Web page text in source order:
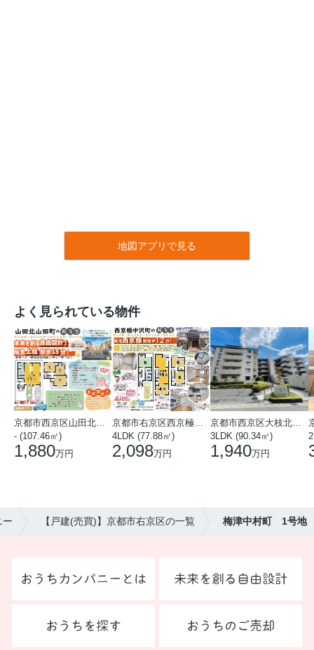
地図アプリで見る
よく見られている物件
京都市西京区山田北山田町
- (107.46㎡)
1,880万円
京都市右京区西京極中沢町
4LDK (77.88㎡)
2,098万円
京都市西京区大枝北沓掛町５丁目
3LDK (90.34㎡)
1,940万円
ー 【戸建(売買)】京都市右京区の一覧 梅津中村町 1号地